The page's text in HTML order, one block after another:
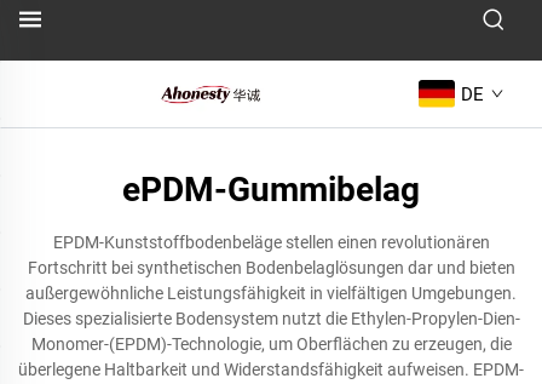
DE
ePDM-Gummibelag
EPDM-Kunststoffbodenbeläge stellen einen revolutionären
Fortschritt bei synthetischen Bodenbelaglösungen dar und bieten
außergewöhnliche Leistungsfähigkeit in vielfältigen Umgebungen.
Dieses spezialisierte Bodensystem nutzt die Ethylen-Propylen-Dien-
Monomer-(EPDM)-Technologie, um Oberflächen zu erzeugen, die
überlegene Haltbarkeit und Widerstandsfähigkeit aufweisen. EPDM-